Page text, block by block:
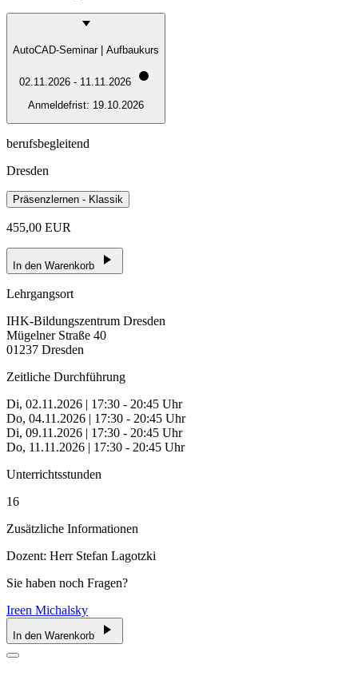
AutoCAD-Seminar | Aufbaukurs
02.11.2026 - 11.11.2026
Anmeldefrist: 19.10.2026
berufsbegleitend
Dresden
Präsenzlernen - Klassik
455,00 EUR
In den Warenkorb
Lehrgangsort
IHK-Bildungszentrum Dresden
Mügelner Straße 40
01237 Dresden
Zeitliche Durchführung
Di, 02.11.2026 | 17:30 - 20:45 Uhr
Do, 04.11.2026 | 17:30 - 20:45 Uhr
Di, 09.11.2026 | 17:30 - 20:45 Uhr
Do, 11.11.2026 | 17:30 - 20:45 Uhr
Unterrichtsstunden
16
Zusätzliche Informationen
Dozent: Herr Stefan Lagotzki
Sie haben noch Fragen?
Ireen Michalsky
In den Warenkorb